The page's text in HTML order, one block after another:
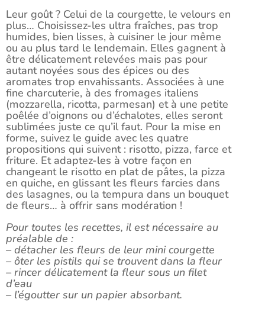
Leur goût ? Celui de la courgette, le velours en
plus… Choisissez-les ultra fraîches, pas trop
humides, bien lisses, à cuisiner le jour même
ou au plus tard le lendemain. Elles gagnent à
être délicatement relevées mais pas pour
autant noyées sous des épices ou des
aromates trop envahissants. Associées à une
fine charcuterie, à des fromages italiens
(mozzarella, ricotta, parmesan) et à une petite
poêlée d’oignons ou d’échalotes, elles seront
sublimées juste ce qu’il faut. Pour la mise en
forme, suivez le guide avec les quatre
propositions qui suivent : risotto, pizza, farce et
friture. Et adaptez-les à votre façon en
changeant le risotto en plat de pâtes, la pizza
en quiche, en glissant les fleurs farcies dans
des lasagnes, ou la tempura dans un bouquet
de fleurs… à offrir sans modération !
Pour toutes les recettes, il est nécessaire au
préalable de :
– détacher les fleurs de leur mini courgette
– ôter les pistils qui se trouvent dans la fleur
– rincer délicatement la fleur sous un filet
d’eau
– l’égoutter sur un papier absorbant.